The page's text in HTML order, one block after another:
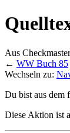
Aus Checkmaster
← WW Buch 85
Wechseln zu:
Du bist aus dem
Diese Aktion ist